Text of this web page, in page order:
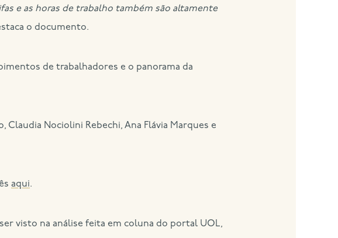
e as horas de trabalho também são altamente
o documento.
de trabalhadores e o panorama da
Claudia Nociolini Rebechi, Ana Flávia Marques e
aqui.
visto na análise feita em coluna do portal UOL,